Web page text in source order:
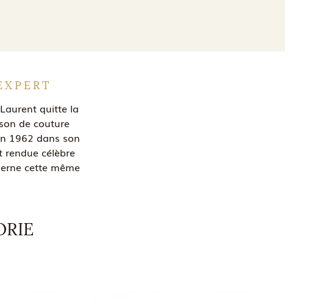
quitte la
de couture
1962 dans son
rendue célèbre
cette même